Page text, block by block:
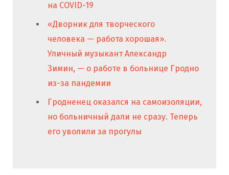
на COVID-19
«Дворник для творческого
человека — работа хорошая».
Уличный музыкант Александр
Зимин, — о работе в больнице Гродно
из-за пандемии
Гродненец оказался на самоизоляции,
но больничный дали не сразу. Теперь
его уволили за прогулы